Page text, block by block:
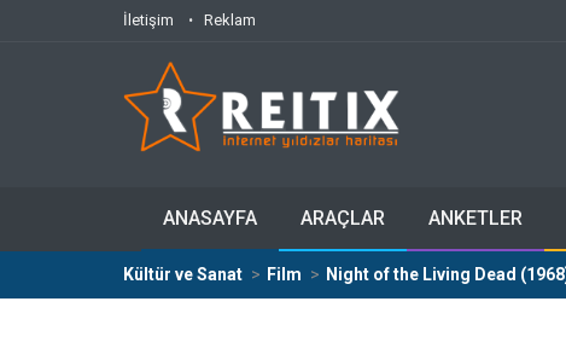
İletişim Reklam
ANASAYFA ARAÇLAR ANKETLER
Kültür ve Sanat Film Night of the Living Dead